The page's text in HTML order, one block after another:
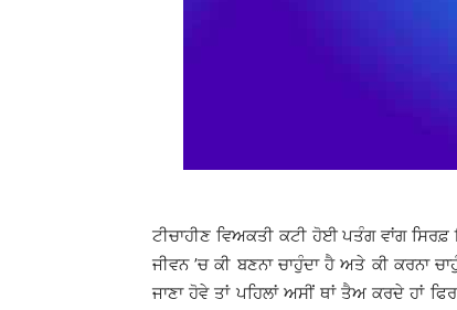
ਟੀਚਾਹੀਣ ਵਿਅਕਤੀ ਕਟੀ ਹੋਈ ਪਤੰਗ ਵਾਂਗ
ਜੀਵਨ ’ਚ ਕੀ ਬਣਨਾ ਚਾਹੁੰਦਾ ਹੈ ਅਤੇ ਕੀ ਕਰਨਾ
ਜਾਣਾ ਹੋਵੇ ਤਾਂ ਪਹਿਲਾਂ ਅਸੀਂ ਥਾਂ ਤੈਅ ਕਰਦੇ ਹਾਂ